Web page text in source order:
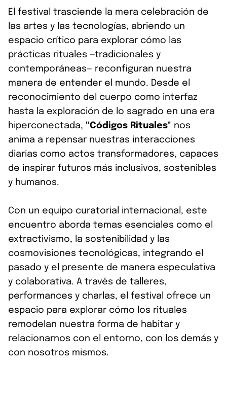
El festival trasciende la mera celebración de
las artes y las tecnologías, abriendo un
espacio crítico para explorar cómo las
prácticas rituales —tradicionales y
contemporáneas— reconfiguran nuestra
manera de entender el mundo. Desde el
reconocimiento del cuerpo como interfaz
hasta la exploración de lo sagrado en una era
hiperconectada, "Códigos Rituales" nos
anima a repensar nuestras interacciones
diarias como actos transformadores, capaces
de inspirar futuros más inclusivos, sostenibles
y humanos.
Con un equipo curatorial internacional, este
encuentro aborda temas esenciales como el
extractivismo, la sostenibilidad y las
cosmovisiones tecnológicas, integrando el
pasado y el presente de manera especulativa
y colaborativa. A través de talleres,
performances y charlas, el festival ofrece un
espacio para explorar cómo los rituales
remodelan nuestra forma de habitar y
relacionarnos con el entorno, con los demás y
con nosotros mismos.